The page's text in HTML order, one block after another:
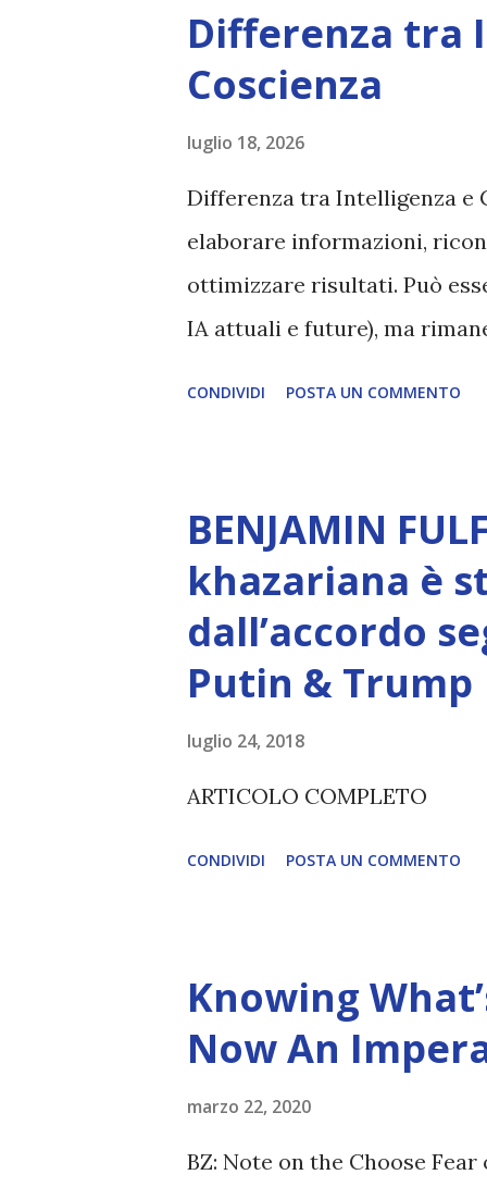
Differenza tra
Coscienza
luglio 18, 2026
Differenza tra Intelligenza e
elaborare informazioni,
ottimizzare risultati. Può
IA attuali e future), ma
Creatore. È ciò che
non è la scelta più efficiente.
L’intelligenza può simulare
essere Coscienza. Può
renderanno la differenza
CONDIVIDI POSTA UN COMMENTO
BENJAMIN
khazariana è
dall’accordo
Putin & Trump
luglio 24, 2018
ARTICOLO COMPLETO
CONDIVIDI POSTA UN COMMENTO
Knowing
Now An
marzo 22, 2020
BZ: Note on the Choose